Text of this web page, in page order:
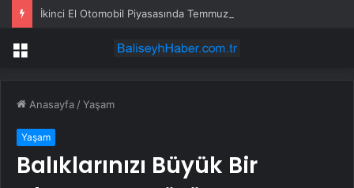
İkinci El Otomobil Piyasasında Temmuz 2024 Gelişmeleri
Menü
Anasayfa /Yaşam
Yaşam
Balıklarınızı Büyük Bir